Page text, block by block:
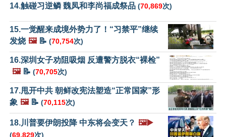
14.触碰习逆鳞 魏凤和李尚福成祭品 (70,869次)
15.一觉醒来成境外势力了！“习禁平”继续
发烧 🖼️📝 (70,754次)
16.深圳女子劝阻吸烟 反遭警方脱衣“裸检”
🖼️📝 (70,705次)
17.甩开中共 朝鲜改宪法塑造“正常国家”形
象 🖼️📝 (70,115次)
18.川普要伊朗投降 中东将会变天？ 🖼️▶️
(69,829次)